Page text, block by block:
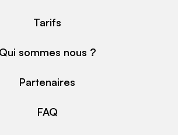
Tarifs
Qui sommes nous ?
Partenaires
FAQ